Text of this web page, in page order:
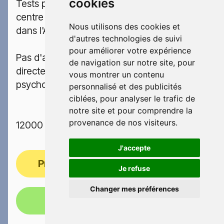
cookies
Nous utilisons des cookies et
d'autres technologies de suivi
pour améliorer votre expérience
de navigation sur notre site, pour
vous montrer un contenu
personnalisé et des publicités
ciblées, pour analyser le trafic de
notre site et pour comprendre la
provenance de nos visiteurs.
J'accepte
Je refuse
Changer mes préférences
Tests psychotechniques permis dans le
centre ALMEIDA MAIA ALEXANDRINE situé
dans l'Aveyron
Pas d'adresse indiquée, veuillez contacter
directement le centre de tests
psychotechniques
12000 RODEZ
Prendre rendez-vous